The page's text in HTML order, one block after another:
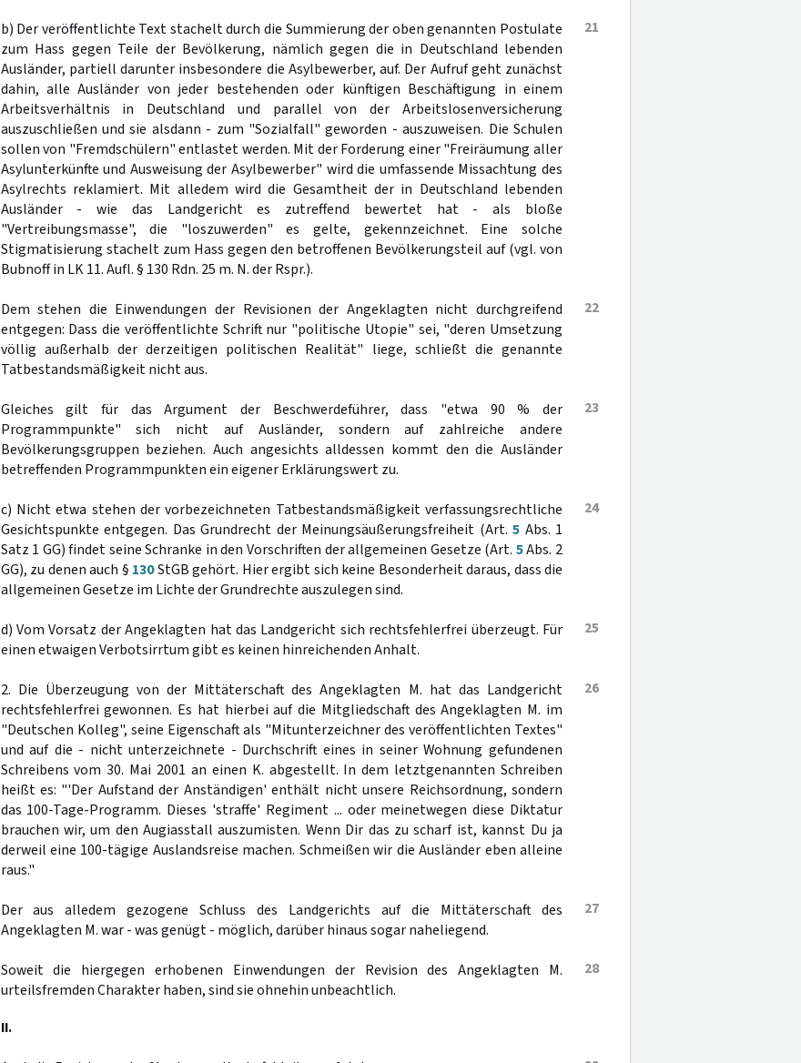
21
b) Der veröffentlichte Text stachelt durch die Summierung der oben genannten Postulate
zum Hass gegen Teile der Bevölkerung, nämlich gegen die in Deutschland lebenden
Ausländer, partiell darunter insbesondere die Asylbewerber, auf. Der Aufruf geht zunächst
dahin, alle Ausländer von jeder bestehenden oder künftigen Beschäftigung in einem
Arbeitsverhältnis in Deutschland und parallel von der Arbeitslosenversicherung
auszuschließen und sie alsdann - zum "Sozialfall" geworden - auszuweisen. Die Schulen
sollen von "Fremdschülern" entlastet werden. Mit der Forderung einer "Freiräumung aller
Asylunterkünfte und Ausweisung der Asylbewerber" wird die umfassende Missachtung des
Asylrechts reklamiert. Mit alledem wird die Gesamtheit der in Deutschland lebenden
Ausländer - wie das Landgericht es zutreffend bewertet hat - als bloße
"Vertreibungsmasse", die "loszuwerden" es gelte, gekennzeichnet. Eine solche
Stigmatisierung stachelt zum Hass gegen den betroffenen Bevölkerungsteil auf (vgl. von
Bubnoff in LK 11. Aufl. § 130 Rdn. 25 m. N. der Rspr.).
22
Dem stehen die Einwendungen der Revisionen der Angeklagten nicht durchgreifend
entgegen: Dass die veröffentlichte Schrift nur "politische Utopie" sei, "deren Umsetzung
völlig außerhalb der derzeitigen politischen Realität" liege, schließt die genannte
Tatbestandsmäßigkeit nicht aus.
23
Gleiches gilt für das Argument der Beschwerdeführer, dass "etwa 90 % der
Programmpunkte" sich nicht auf Ausländer, sondern auf zahlreiche andere
Bevölkerungsgruppen beziehen. Auch angesichts alldessen kommt den die Ausländer
betreffenden Programmpunkten ein eigener Erklärungswert zu.
24
c) Nicht etwa stehen der vorbezeichneten Tatbestandsmäßigkeit verfassungsrechtliche
Gesichtspunkte entgegen. Das Grundrecht der Meinungsäußerungsfreiheit (Art. 5 Abs. 1
Satz 1 GG) findet seine Schranke in den Vorschriften der allgemeinen Gesetze (Art. 5Abs. 2
GG), zu denen auch § 130StGB gehört. Hier ergibt sich keine Besonderheit daraus, dass die
allgemeinen Gesetze im Lichte der Grundrechte auszulegen sind.
25
d) Vom Vorsatz der Angeklagten hat das Landgericht sich rechtsfehlerfrei überzeugt. Für
einen etwaigen Verbotsirrtum gibt es keinen hinreichenden Anhalt.
26
2. Die Überzeugung von der Mittäterschaft des Angeklagten M. hat das Landgericht
rechtsfehlerfrei gewonnen. Es hat hierbei auf die Mitgliedschaft des Angeklagten M. im
"Deutschen Kolleg", seine Eigenschaft als "Mitunterzeichner des veröffentlichten Textes"
und auf die - nicht unterzeichnete - Durchschrift eines in seiner Wohnung gefundenen
Schreibens vom 30. Mai 2001 an einen K. abgestellt. In dem letztgenannten Schreiben
heißt es: "'Der Aufstand der Anständigen' enthält nicht unsere Reichsordnung, sondern
das 100-Tage-Programm. Dieses 'straffe' Regiment ... oder meinetwegen diese Diktatur
brauchen wir, um den Augiasstall auszumisten. Wenn Dir das zu scharf ist, kannst Du ja
derweil eine 100-tägige Auslandsreise machen. Schmeißen wir die Ausländer eben alleine
raus."
27
Der aus alledem gezogene Schluss des Landgerichts auf die Mittäterschaft des
Angeklagten M. war - was genügt - möglich, darüber hinaus sogar naheliegend.
28
Soweit die hiergegen erhobenen Einwendungen der Revision des Angeklagten M.
urteilsfremden Charakter haben, sind sie ohnehin unbeachtlich.
II.